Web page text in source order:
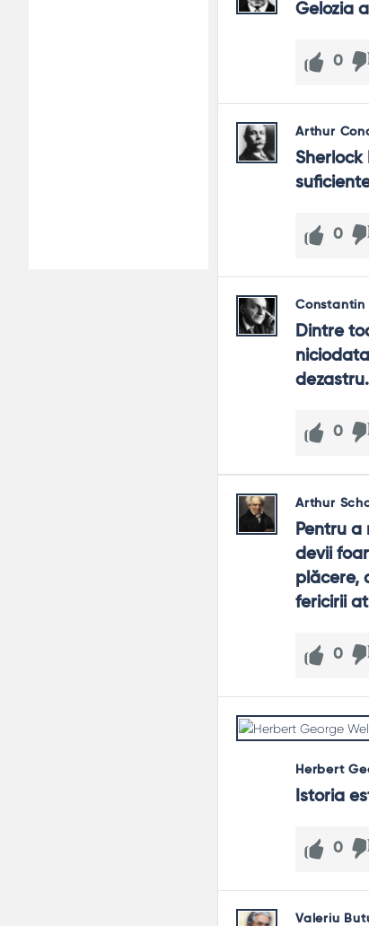
Gelozia
0
Arthur
0
Constantin
Dintre
0
Arthur
Pentru
devii
plăcere,
fericirii
0
Herbert
Istoria
0
Valeriu